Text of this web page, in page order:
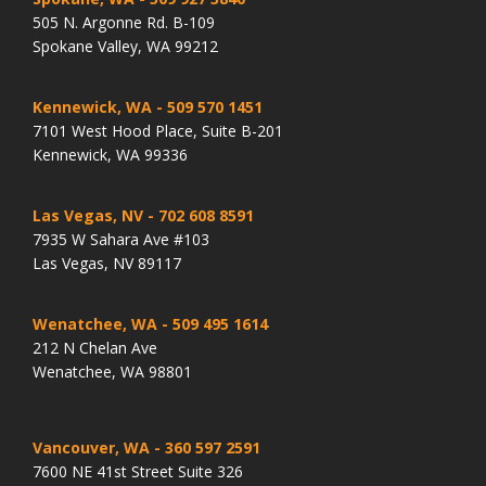
505 N. Argonne Rd. B-109
Spokane Valley, WA 99212
Kennewick, WA - 509 570 1451
7101 West Hood Place, Suite B-201
Kennewick, WA 99336
Las Vegas, NV - 702 608 8591
7935 W Sahara Ave #103
Las Vegas, NV 89117
Wenatchee, WA - 509 495 1614
212 N Chelan Ave
Wenatchee, WA 98801
Vancouver, WA - 360 597 2591
7600 NE 41st Street Suite 326